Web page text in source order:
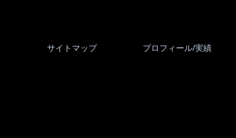
サイトマップ プロフィール/実績